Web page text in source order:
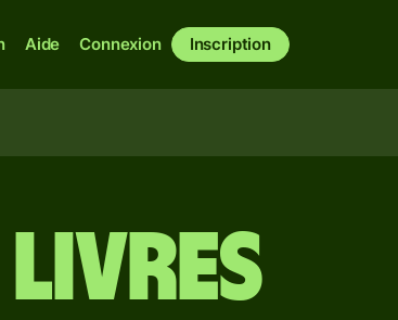
Aide Connexion Inscription
livres